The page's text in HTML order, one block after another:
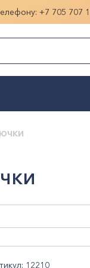
+7 705 707
больше
12210